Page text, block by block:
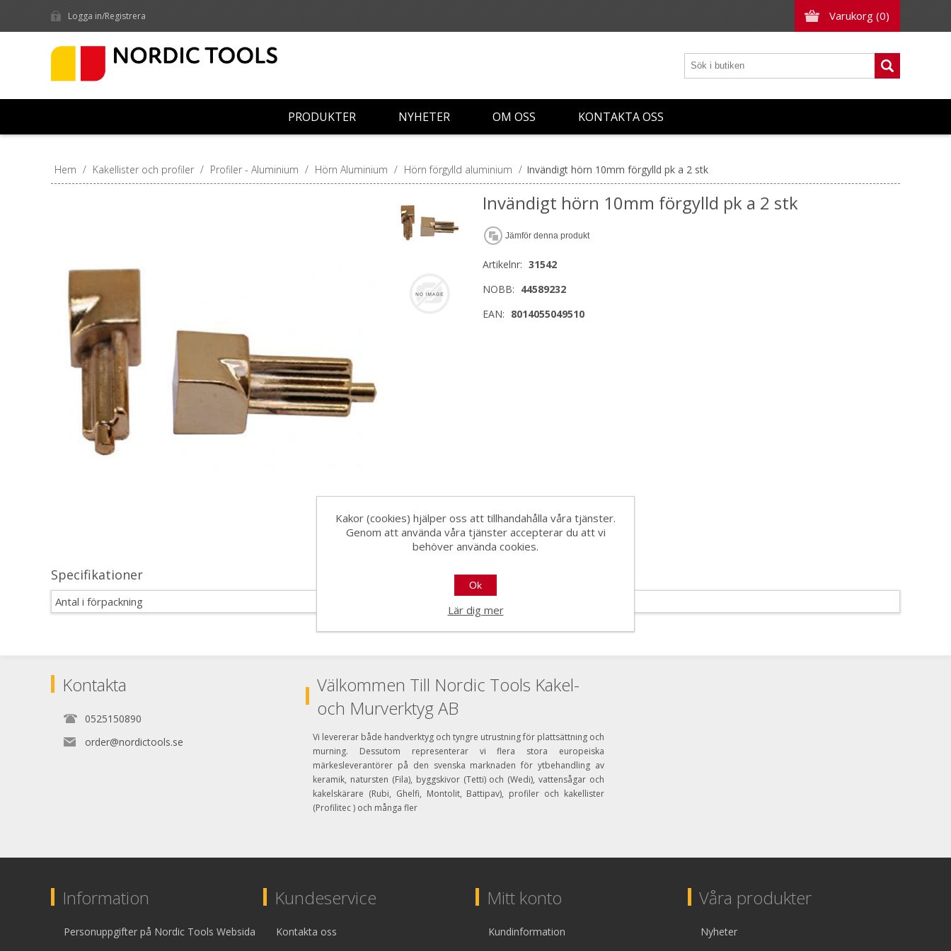
Varukorg (0)
Logga in/Registrera
PRODUKTER NYHETER OM OSS KONTAKTA OSS
Hem / Kakellister och profiler / Profiler - Aluminium / Hörn Aluminium / Hörn förgylld aluminium / Invändigt hörn 10mm förgylld pk a 2 stk
Invändigt hörn 10mm förgylld pk a 2 stk
Jämför denna produkt
Artikelnr: 31542
NOBB: 44589232
EAN: 8014055049510
Specifikationer
Antal i förpackning
Kontakta
0525150890
order@nordictools.se
Välkommen Till Nordic Tools Kakel-
och Murverktyg AB
Vi levererar både handverktyg och tyngre utrustning för plattsättning och
murning. Dessutom representerar vi flera stora europeiska
märkesleverantörer på den svenska marknaden för ytbehandling av
keramik, natursten (Fila), byggskivor (Tetti) och (Wedi), vattensågar och
kakelskärare (Rubi, Ghelfi, Montolit, Battipav), profiler och kakellister
(Profilitec ) och många fler
Information
Personuppgifter på Nordic Tools Websida
Kundeservice
Kontakta oss
Mitt konto
Kundinformation
Våra produkter
Nyheter
Kakor (cookies) hjälper oss att tillhandahålla våra tjänster.
Genom att använda våra tjänster accepterar du att vi
behöver använda cookies.
Ok
Lär dig mer